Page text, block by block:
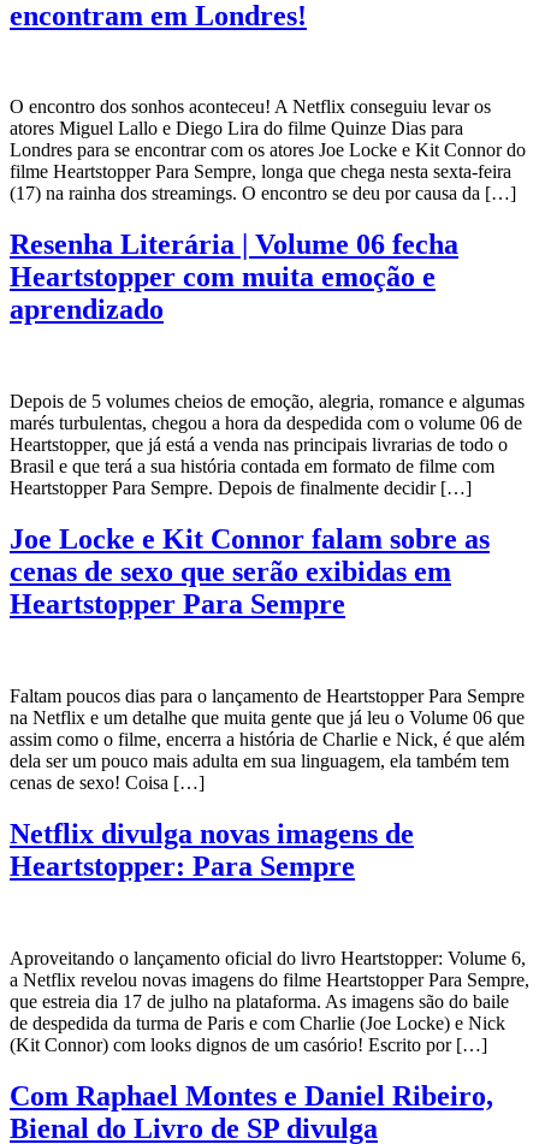
encontram em Londres!
O encontro dos sonhos aconteceu! A Netflix conseguiu levar os
atores Miguel Lallo e Diego Lira do filme Quinze Dias para
Londres para se encontrar com os atores Joe Locke e Kit Connor do
filme Heartstopper Para Sempre, longa que chega nesta sexta-feira
(17) na rainha dos streamings. O encontro se deu por causa da […]
Resenha Literária | Volume 06 fecha
Heartstopper com muita emoção e
aprendizado
Depois de 5 volumes cheios de emoção, alegria, romance e algumas
marés turbulentas, chegou a hora da despedida com o volume 06 de
Heartstopper, que já está a venda nas principais livrarias de todo o
Brasil e que terá a sua história contada em formato de filme com
Heartstopper Para Sempre. Depois de finalmente decidir […]
Joe Locke e Kit Connor falam sobre as
cenas de sexo que serão exibidas em
Heartstopper Para Sempre
Faltam poucos dias para o lançamento de Heartstopper Para Sempre
na Netflix e um detalhe que muita gente que já leu o Volume 06 que
assim como o filme, encerra a história de Charlie e Nick, é que além
dela ser um pouco mais adulta em sua linguagem, ela também tem
cenas de sexo! Coisa […]
Netflix divulga novas imagens de
Heartstopper: Para Sempre
Aproveitando o lançamento oficial do livro Heartstopper: Volume 6,
a Netflix revelou novas imagens do filme Heartstopper Para Sempre,
que estreia dia 17 de julho na plataforma. As imagens são do baile
de despedida da turma de Paris e com Charlie (Joe Locke) e Nick
(Kit Connor) com looks dignos de um casório! Escrito por […]
Com Raphael Montes e Daniel Ribeiro,
Bienal do Livro de SP divulga